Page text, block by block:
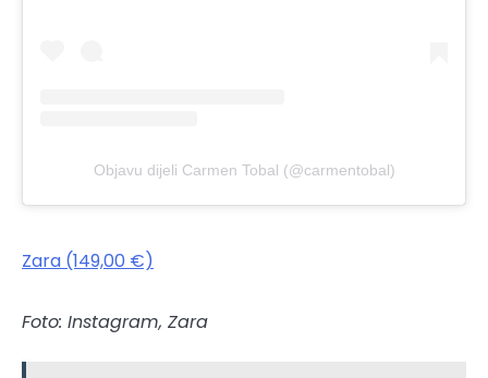
Objavu dijeli Carmen Tobal (@carmentobal)
Zara (149,00 €)
Foto: Instagram, Zara